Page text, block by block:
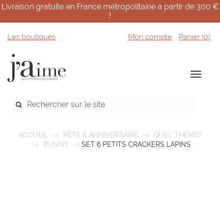
Livraison gratuite en France métropolitaine à partir de 300 €
!
Les boutiques Mon compte Panier (0)
ACCUEIL FÊTE & ANNIVERSAIRE
QUEL THÈME?
BUNNY
SET 6 PETITS CRACKERS LAPINS